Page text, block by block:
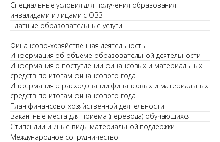
Специальные условия для получения образования
инвалидами и лицами с ОВЗ
Платные образовательные услуги
Финансово-хозяйственная деятельность
Информация об объеме образовательной деятельности
Информация о поступлении финансовых и материальных
средств по итогам финансового года
Информация о расходовании финансовых и материальных
средств по итогам финансового года
План финансово-хозяйственной деятельности
Вакантные места для приема (перевода) обучающихся
Стипендии и иные виды материальной поддержки
Международное сотрудничество